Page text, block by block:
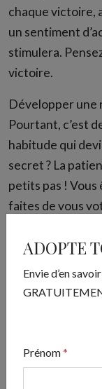
ADOPTE
Envie d’en
Prénom*
chaque victoire,
un sentiment
stimulera.
victoire.
Développer une
Pourtant, c’est
habitude qui
secret ? La
petits pas ! Vous
faites de vous
Partagez